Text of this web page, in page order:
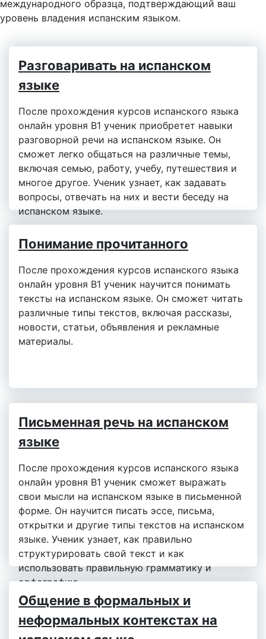
международного образца, подтверждающий ваш
уровень владения испанским языком.
Разговаривать на испанском
языке
После прохождения курсов испанского языка
онлайн уровня B1 ученик приобретет навыки
разговорной речи на испанском языке. Он
сможет легко общаться на различные темы,
включая семью, работу, учебу, путешествия и
многое другое. Ученик узнает, как задавать
вопросы, отвечать на них и вести беседу на
испанском языке.
Понимание прочитанного
После прохождения курсов испанского языка
онлайн уровня B1 ученик научится понимать
тексты на испанском языке. Он сможет читать
различные типы текстов, включая рассказы,
новости, статьи, объявления и рекламные
материалы.
Письменная речь на испанском
языке
После прохождения курсов испанского языка
онлайн уровня B1 ученик сможет выражать
свои мысли на испанском языке в письменной
форме. Он научится писать эссе, письма,
открытки и другие типы текстов на испанском
языке. Ученик узнает, как правильно
структурировать свой текст и как
использовать правильную грамматику и
орфографию.
Общение в формальных и
неформальных контекстах на